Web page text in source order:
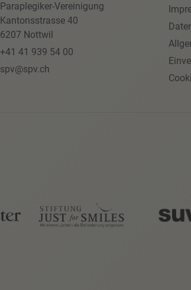
Paraplegiker-Vereinigung
Kantonsstrasse 40
6207 Nottwil
+41 41 939 54 00
spv@spv.ch